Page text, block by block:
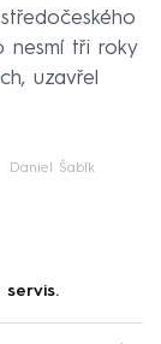
nesmí tři roky
uzavřel
Daniel Šabík
servis.